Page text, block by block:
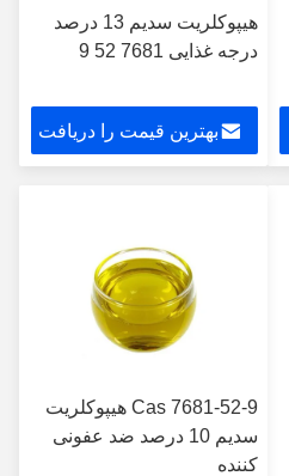
هیپوکلریت سدیم 13 درصد
درجه غذایی 7681 52 9
بهترین قیمت را دریافت
Cas 7681-52-9 هیپوکلریت
سدیم 10 درصد ضد عفونی
کننده